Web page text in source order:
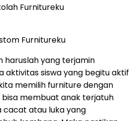
Furnitureku
Furnitureku
haruslah yang terjamin
aktivitas siswa yang begitu aktif
memilih furniture dengan
bisa membuat anak terjatuh
atau luka yang